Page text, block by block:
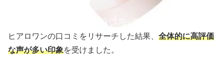
ヒアロワンの口コミをリサーチした結果、 全体的に高評価
な声が多い印象を受けました。